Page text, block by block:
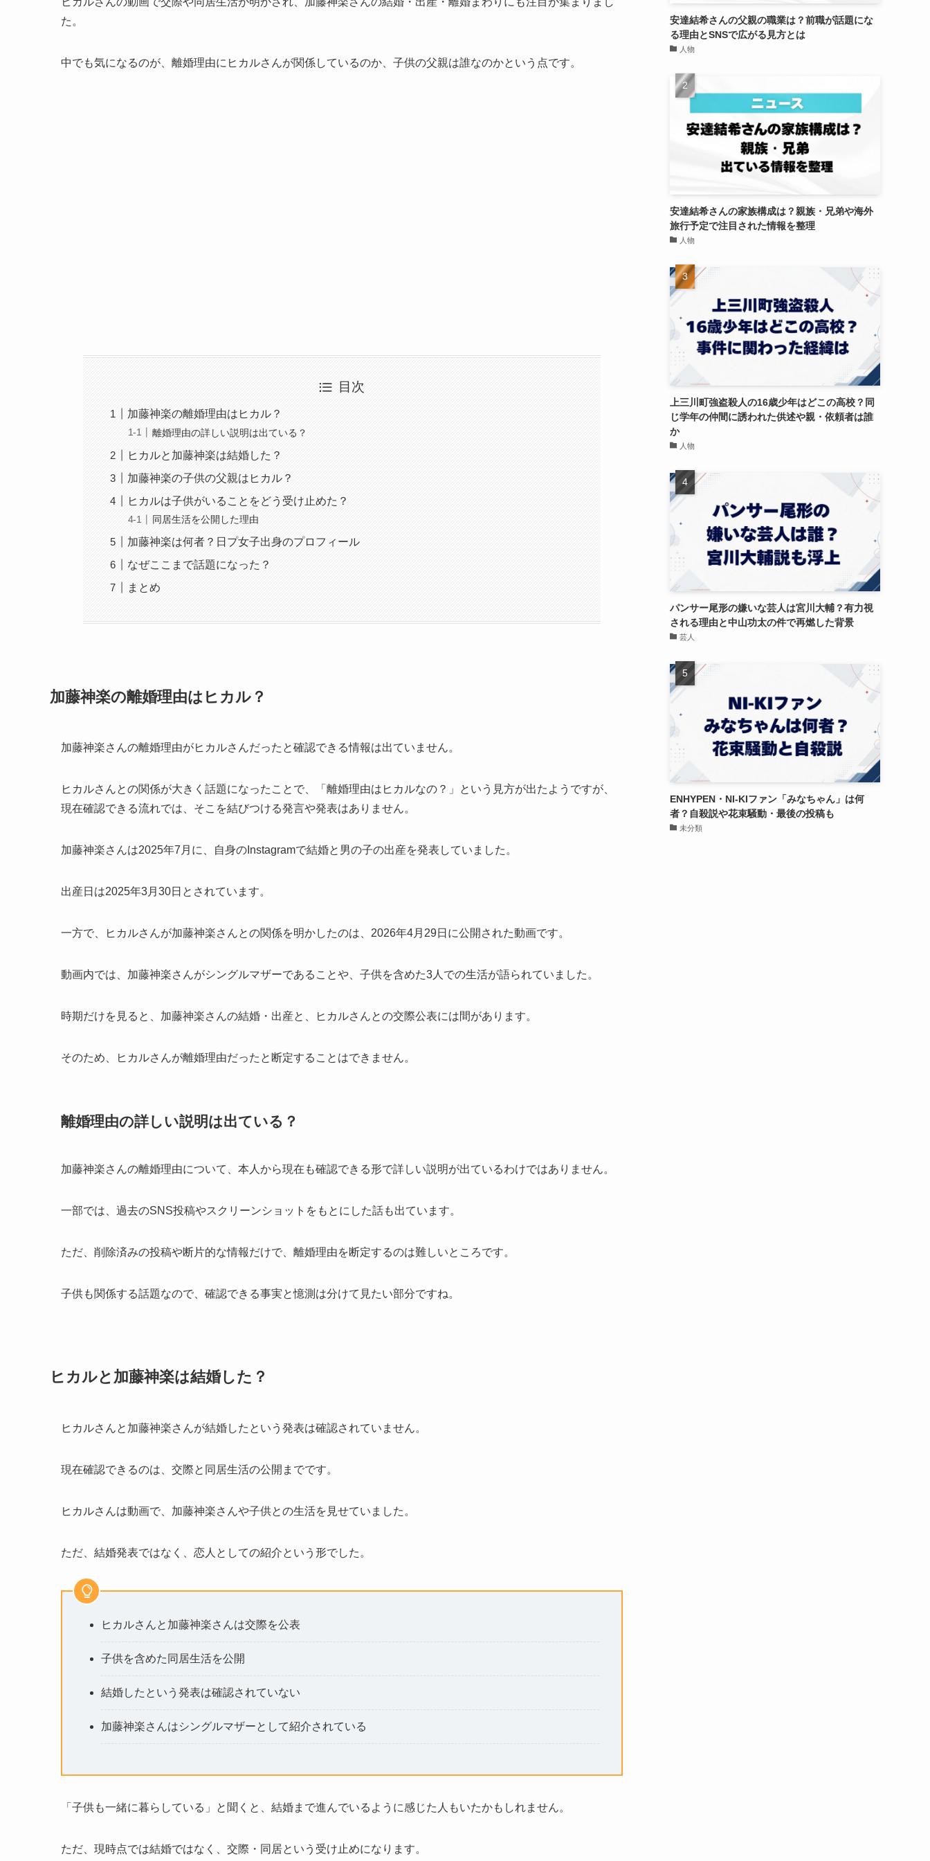
た。
中でも気になるのが、離婚理由にヒカルさんが関係しているのか、子供の父親は誰なのかという点です。
目次
加藤神楽の離婚理由はヒカル？
離婚理由の詳しい説明は出ている？
ヒカルと加藤神楽は結婚した？
加藤神楽の子供の父親はヒカル？
ヒカルは子供がいることをどう受け止めた？
同居生活を公開した理由
加藤神楽は何者？日プ女子出身のプロフィール
なぜここまで話題になった？
まとめ
加藤神楽の離婚理由はヒカル？
加藤神楽さんの離婚理由がヒカルさんだったと確認できる情報は出ていません。
ヒカルさんとの関係が大きく話題になったことで、「離婚理由はヒカルなの？」という見方が出たようですが、
現在確認できる流れでは、そこを結びつける発言や発表はありません。
加藤神楽さんは2025年7月に、自身のInstagramで結婚と男の子の出産を発表していました。
出産日は2025年3月30日とされています。
一方で、ヒカルさんが加藤神楽さんとの関係を明かしたのは、2026年4月29日に公開された動画です。
動画内では、加藤神楽さんがシングルマザーであることや、子供を含めた3人での生活が語られていました。
時期だけを見ると、加藤神楽さんの結婚・出産と、ヒカルさんとの交際公表には間があります。
そのため、ヒカルさんが離婚理由だったと断定することはできません。
離婚理由の詳しい説明は出ている？
加藤神楽さんの離婚理由について、本人から現在も確認できる形で詳しい説明が出ているわけではありません。
一部では、過去のSNS投稿やスクリーンショットをもとにした話も出ています。
ただ、削除済みの投稿や断片的な情報だけで、離婚理由を断定するのは難しいところです。
子供も関係する話題なので、確認できる事実と憶測は分けて見たい部分ですね。
ヒカルと加藤神楽は結婚した？
ヒカルさんと加藤神楽さんが結婚したという発表は確認されていません。
現在確認できるのは、交際と同居生活の公開までです。
ヒカルさんは動画で、加藤神楽さんや子供との生活を見せていました。
ただ、結婚発表ではなく、恋人としての紹介という形でした。
ヒカルさんと加藤神楽さんは交際を公表
子供を含めた同居生活を公開
結婚したという発表は確認されていない
加藤神楽さんはシングルマザーとして紹介されている
「子供も一緒に暮らしている」と聞くと、結婚まで進んでいるように感じた人もいたかもしれません。
ただ、現時点では結婚ではなく、交際・同居という受け止めになります。
安達結希さんの父親の職業は？前職が話題にな
る理由とSNSで広がる見方とは
人物
安達結希さんの家族構成は？親族・兄弟や海外
旅行予定で注目された情報を整理
人物
上三川町強盗殺人の16歳少年はどこの高校？同
じ学年の仲間に誘われた供述や親・依頼者は誰
か
人物
パンサー尾形の嫌いな芸人は宮川大輔？有力視
される理由と中山功太の件で再燃した背景
芸人
ENHYPEN・NI-KIファン「みなちゃん」は何
者？自殺説や花束騒動・最後の投稿も
未分類